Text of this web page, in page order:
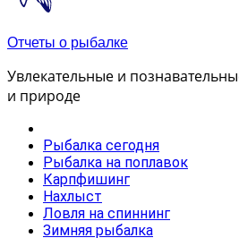
Отчеты о рыбалке
Увлекательные и
и природе
Рыбалка сегодня
Рыбалка на поплавок
Карпфишинг
Нахлыст
Ловля на спиннинг
Зимняя рыбалка